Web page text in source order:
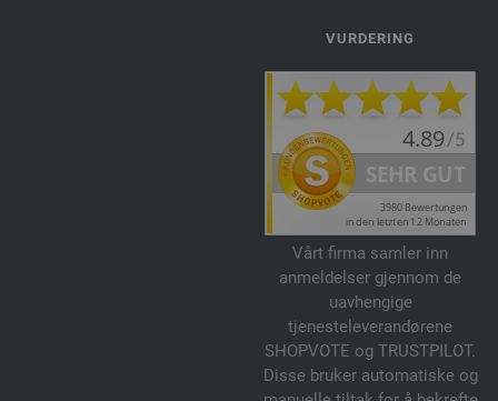
VURDERING
Vårt firma samler inn
anmeldelser gjennom de
uavhengige
tjenesteleverandørene
SHOPVOTE og TRUSTPILOT.
Disse bruker automatiske og